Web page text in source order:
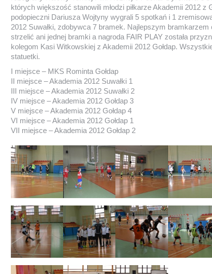
których większość stanowili młodzi piłkarze Akademii 2012 z
podopieczni Dariusza Wojtyny wygrali 5 spotkań i 1
2012 Suwałki, zdobywca 7 bramek. Najlepszym
strzelić ani jednej bramki a nagroda FAIR PLAY została
kolegom Kasi Witkowskiej z Akademii 2012 Gołdap.
statuetki.
I miejsce – MKS Rominta Gołdap
II miejsce – Akademia 2012 Suwałki 1
III miejsce – Akademia 2012 Suwałki 2
IV miejsce – Akademia 2012 Gołdap 3
V miejsce – Akademia 2012 Gołdap 4
VI miejsce – Akademia 2012 Gołdap 1
VII miejsce – Akademia 2012 Gołdap 2